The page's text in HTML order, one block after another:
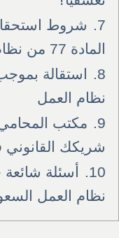
7.
شروط
المادة 77 من نظام العمل
8.
نظام العمل
9.
مكتب
شريكك القانوني
10.
نظام العمل